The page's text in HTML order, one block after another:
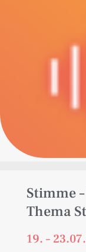
Stimme
Thema
19. –